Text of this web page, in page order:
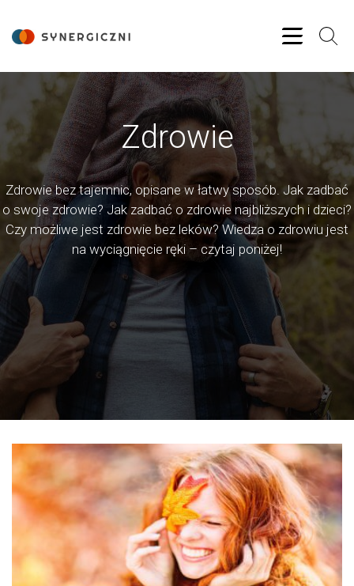
Zdrowie
Zdrowie bez tajemnic, opisane w łatwy sposób. Jak zadbać
o swoje zdrowie? Jak zadbać o zdrowie najbliższych i dzieci?
Czy możliwe jest zdrowie bez leków? Wiedza o zdrowiu jest
na wyciągnięcie ręki – czytaj poniżej!